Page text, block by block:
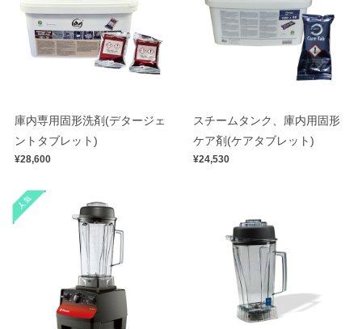
庫内専用固形洗剤(デタージェ
ントタブレット)
¥28,600
スチームタンク、庫内用固形
ケア剤(ケアタブレット)
¥24,530